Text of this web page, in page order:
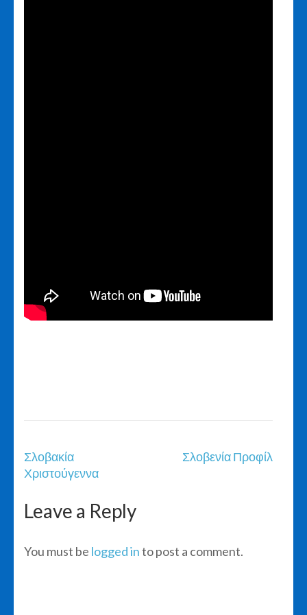
Post
navigation
Σλοβακία
Χριστούγεννα
Σλοβενία Προφίλ
Leave a Reply
You must be logged into post a comment.